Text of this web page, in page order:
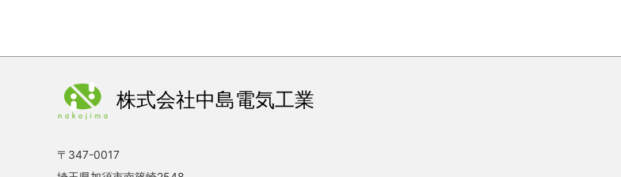
株式会社中島電気工業
〒347-0017